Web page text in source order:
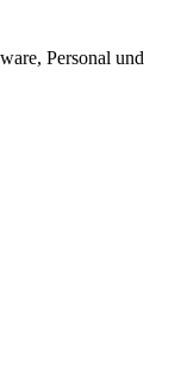
Personal und